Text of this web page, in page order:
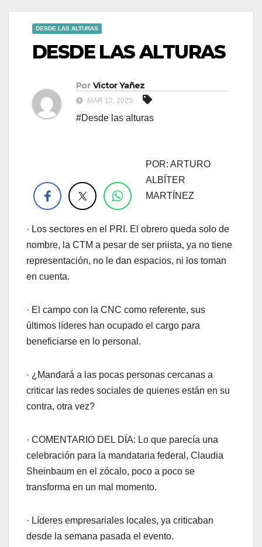
DESDE LAS ALTURAS
DESDE LAS ALTURAS
Por Víctor Yañez
MAR 12, 2025
#Desde las alturas
POR: ARTURO
ALBÍTER
MARTÍNEZ
· Los sectores en el PRI. El obrero queda solo de
nombre, la CTM a pesar de ser priista, ya no tiene
representación, no le dan espacios, ni los toman
en cuenta.
· El campo con la CNC como referente, sus
últimos líderes han ocupado el cargo para
beneficiarse en lo personal.
· ¿Mandará a las pocas personas cercanas a
criticar las redes sociales de quienes están en su
contra, otra vez?
· COMENTARIO DEL DÍA: Lo que parecía una
celebración para la mandataria federal, Claudia
Sheinbaum en el zócalo, poco a poco se
transforma en un mal momento.
· Líderes empresariales locales, ya criticaban
desde la semana pasada el evento.